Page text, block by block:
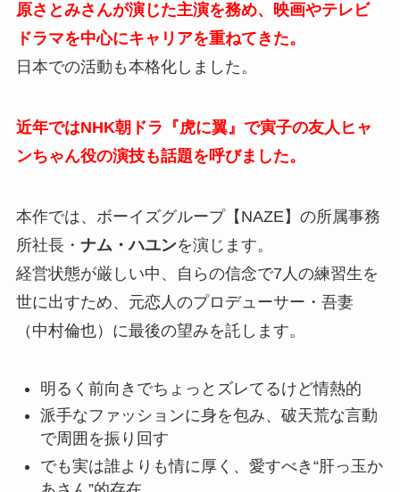
原さとみさんが演じた主演を務め、映画やテレビ
ドラマを中心にキャリアを重ねてきた。
日本での活動も本格化しました。
近年ではNHK朝ドラ『虎に翼』で寅子の友人ヒャ
ンちゃん役の演技も話題を呼びました。
本作では、ボーイズグループ【NAZE】の所属事務
所社長・ ナム・ハユンを演じます。
経営状態が厳しい中、自らの信念で7人の練習生を
世に出すため、元恋人のプロデューサー・吾妻
（中村倫也）に最後の望みを託します。
明るく前向きでちょっとズレてるけど情熱的
派手なファッションに身を包み、破天荒な言動
で周囲を振り回す
でも実は誰よりも情に厚く、愛すべき“肝っ玉か